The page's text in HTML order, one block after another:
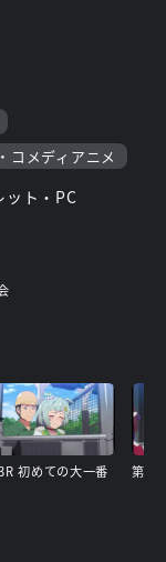
コメディアニメ
ット・PC
初めての大一番 第4R